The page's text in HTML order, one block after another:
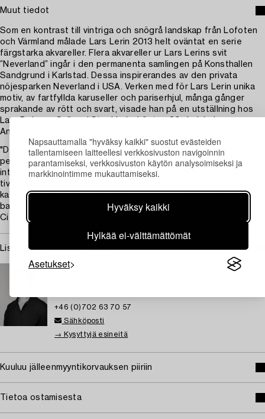
Napsauttamalla "hyväksy kaikki" suostut evästeiden
tallentamiseen laitteellesi verkkosivuston navigoinnin
parantamiseksi, verkkosivuston käytön analysoimiseksi ja
markkinointimme mukauttamiseksi.
Hyväksy kaikki
Hylkää ei-välttämättömät
Asetukset
Muut tiedot
Som en kontrast till vintriga och snögrå landskap från Lofoten
och Värmland målade Lars Lerin 2013 helt oväntat en serie
färgstarka akvareller. Flera akvareller ur Lars Lerins svit
”Neverland” ingår i den permanenta samlingen på Konsthallen
Sandgrund i Karlstad. Dessa inspirerandes av den privata
nöjesparken Neverland i USA. Verken med för Lars Lerin unika
motiv, av fartfyllda karuseller och pariserhjul, många gånger
sprakande av rött och svart, visade han på en utställning hos
Lars Bohman Gallery i Stockholm hösten 2014. Jakob
Anckarsvärd recenserade Lerins utställningen:
"Dessa bilder känns dock mer generösa och klart mer
personliga än landskapen vi är vana vid. Utställningen handlar
inte bara om arkiv utan här finns även utsökta målningar av
tivolin (Michael Jacksons privata tivoli Neverland), teatrar och
katedraler där Lerins måleriska spänst och råhet hittar en fin
balans. ”
Citat ur recension från konsten.net
Lisätietoja ja kuntoraportit
TUKHOLMA
+46 (0)702 63 70 57
Sähköposti
→ Kysyttyjä esineitä
Kuuluu jälleenmyyntikorvauksen piiriin
Tietoa ostamisesta